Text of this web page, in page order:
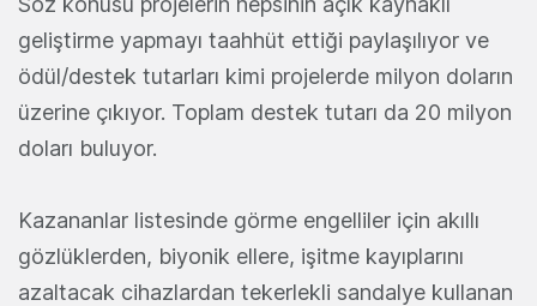
geliştirme yapmayı taahhüt ettiği paylaşılıyor ve
ödül/destek tutarları kimi projelerde milyon doların
üzerine çıkıyor. Toplam destek tutarı da 20 milyon
doları buluyor.
Kazananlar listesinde görme engelliler için akıllı
gözlüklerden, biyonik ellere, işitme kayıplarını
azaltacak cihazlardan tekerlekli sandalye kullanan